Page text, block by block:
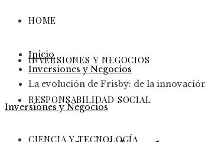
HOME
INVERSIONES Y NEGOCIOS
RESPONSABILIDAD SOCIAL
CIENCIA Y TECNOLOGÍA
Inicio
Inversiones y Negocios
La evolución de Frisby: de la
Inversiones y Negocios